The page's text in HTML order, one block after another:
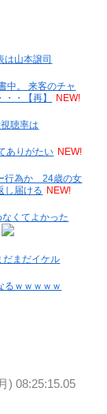
は山本譲司
中。 来客のチャ
・【再】
NEW!
聴率は
ありがたい NEW!
行為か 24歳の女
し届ける NEW!
くてよかった
だまだイケル
るｗｗｗｗｗ
) 08:25:15.05